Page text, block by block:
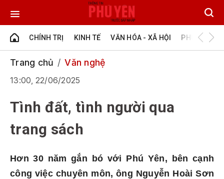
CHÍNH TRỊ KINH TẾ VĂN HÓA - XÃ HỘI PHÚ YÊN -
Trang chủ Văn nghệ
13:00, 22/06/2025
Tình đất, tình người qua
trang sách
Hơn 30 năm gắn bó với Phú Yên, bên cạnh
công việc chuyên môn, ông Nguyễn Hoài Sơn